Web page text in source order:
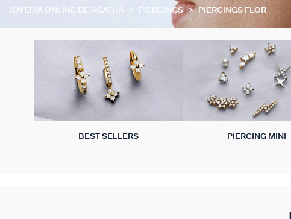
BEST SELLERS PIERCING MINI
JOYERÍA ONLINE DE AGATHA PIERCINGS PIERCINGS FLOR